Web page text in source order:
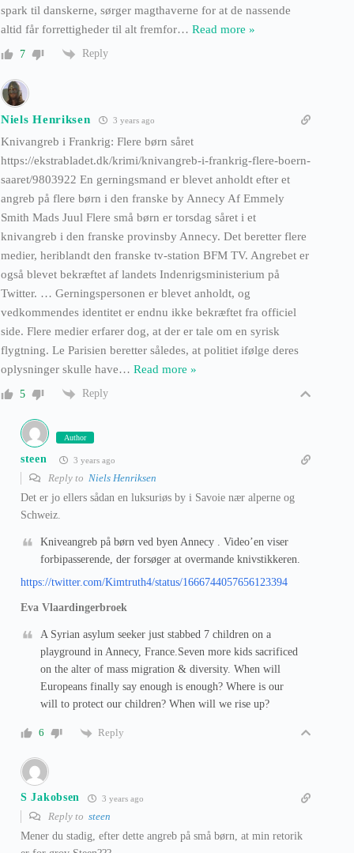
spark til danskerne, sørger magthaverne for at de nassende
altid får forrettigheder til alt fremfor… Read more »
7 Reply
Niels Henriksen 3 years ago
Knivangreb i Frankrig: Flere børn såret
https://ekstrabladet.dk/krimi/knivangreb-i-frankrig-flere-boern-
saaret/9803922 En gerningsmand er blevet anholdt efter et
angreb på flere børn i den franske by Annecy Af Emmely
Smith Mads Juul Flere små børn er torsdag såret i et
knivangreb i den franske provinsby Annecy. Det beretter flere
medier, heriblandt den franske tv-station BFM TV. Angrebet er
også blevet bekræftet af landets Indenrigsministerium på
Twitter. … Gerningspersonen er blevet anholdt, og
vedkommendes identitet er endnu ikke bekræftet fra officiel
side. Flere medier erfarer dog, at der er tale om en syrisk
flygtning. Le Parisien beretter således, at politiet ifølge deres
oplysninger skulle have… Read more »
5 Reply
Author
steen 3 years ago
Reply to Niels Henriksen
Det er jo ellers sådan en luksuriøs by i Savoie nær alperne og
Schweiz.
Kniveangreb på børn ved byen Annecy . Video’en viser
forbipasserende, der forsøger at overmande knivstikkeren.
https://twitter.com/Kimtruth4/status/1666744057656123394
Eva Vlaardingerbroek
A Syrian asylum seeker just stabbed 7 children on a
playground in Annecy, France.Seven more kids sacrificed
on the alter of mass migration & diversity. When will
Europeans finally say enough is enough? Where is our
will to protect our children? When will we rise up?
6 Reply
S Jakobsen 3 years ago
Reply to steen
Mener du stadig, efter dette angreb på små børn, at min retorik